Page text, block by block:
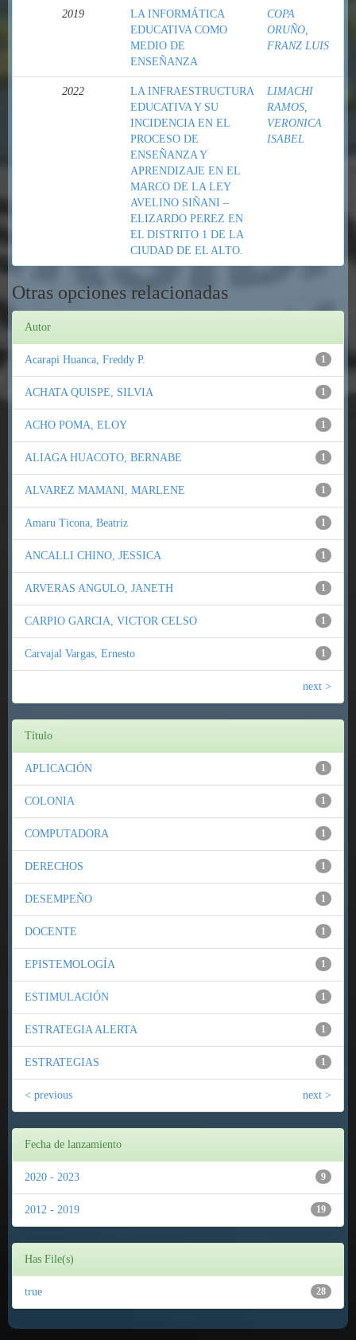
2019
LA INFORMÁTICA
EDUCATIVA COMO
MEDIO DE
ENSEÑANZA
COPA
ORUÑO,
FRANZ LUIS
2022
LA INFRAESTRUCTURA
EDUCATIVA Y SU
INCIDENCIA EN EL
PROCESO DE
ENSEÑANZA Y
APRENDIZAJE EN EL
MARCO DE LA LEY
AVELINO SIÑANI –
ELIZARDO PEREZ EN
EL DISTRITO 1 DE LA
CIUDAD DE EL ALTO.
LIMACHI
RAMOS,
VERONICA
ISABEL
Otras opciones relacionadas
Autor
1
Acarapi Huanca, Freddy P.
1
ACHATA QUISPE, SILVIA
1
ACHO POMA, ELOY
1
ALIAGA HUACOTO, BERNABE
1
ALVAREZ MAMANI, MARLENE
1
Amaru Ticona, Beatriz
1
ANCALLI CHINO, JESSICA
1
ARVERAS ANGULO, JANETH
1
CARPIO GARCIA, VICTOR CELSO
1
Carvajal Vargas, Ernesto
next >
Título
1
APLICACIÓN
1
COLONIA
1
COMPUTADORA
1
DERECHOS
1
DESEMPEÑO
1
DOCENTE
1
EPISTEMOLOGÍA
1
ESTIMULACIÓN
1
ESTRATEGIA ALERTA
1
ESTRATEGIAS
< previous next >
Fecha de lanzamiento
9
2020 - 2023
19
2012 - 2019
Has File(s)
28
true